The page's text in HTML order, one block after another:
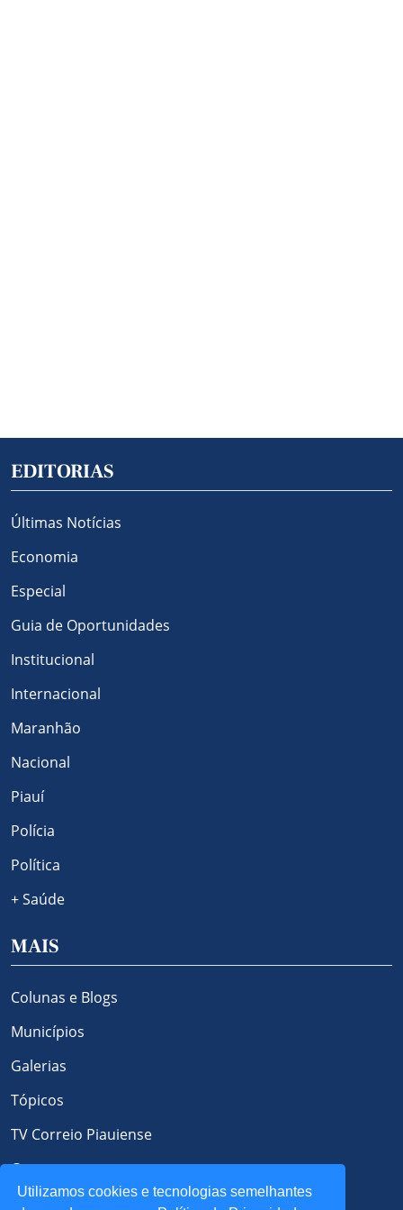
Utilizamos cookies e tecnologias semelhantes
EDITORIAS
Últimas Notícias
Economia
Especial
Guia de Oportunidades
Institucional
Internacional
Maranhão
Nacional
Piauí
Polícia
Política
+ Saúde
MAIS
Colunas e Blogs
Municípios
Galerias
Tópicos
TV Correio Piauiense
Contato
Política de Privacidade e Cookies